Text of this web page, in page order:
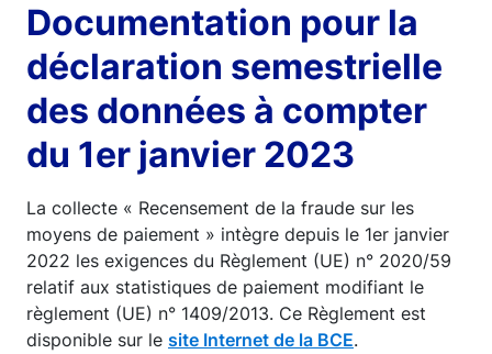
Documentation pour la
déclaration semestrielle
des données à compter
du 1er janvier 2023
La collecte « Recensement de la fraude sur les
moyens de paiement » intègre depuis le 1er janvier
2022 les exigences du Règlement (UE) n° 2020/59
relatif aux statistiques de paiement modifiant le
règlement (UE) n° 1409/2013. Ce Règlement est
disponible sur le site Internet de la BCE.